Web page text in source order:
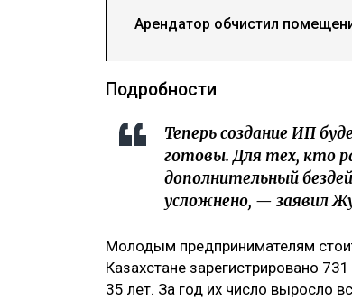
Арендатор обчистил
Подробности
Теперь создание ИП
готовы. Для тех, кто
дополнительный
усложнено, — заявил
Молодым предпринимателям
Казахстане зарегистрировано
35 лет. За год их число выросло